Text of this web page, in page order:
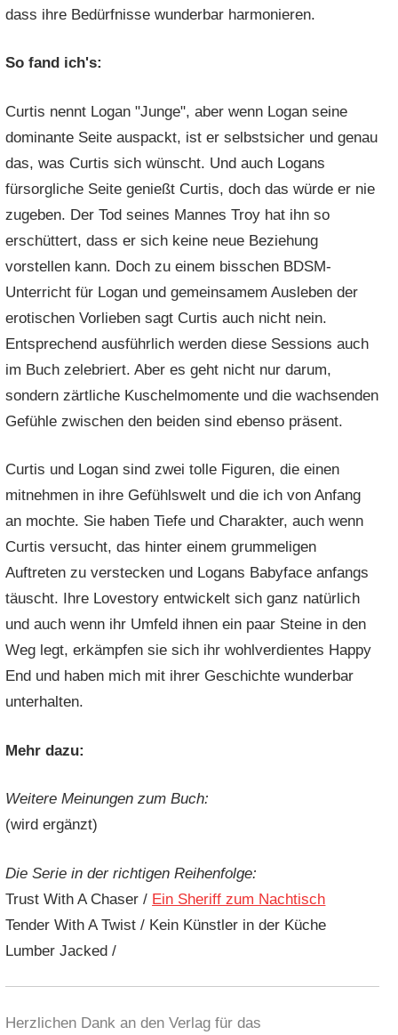
dass ihre Bedürfnisse wunderbar harmonieren.
So fand ich's:
Curtis nennt Logan "Junge", aber wenn Logan seine
dominante Seite auspackt, ist er selbstsicher und genau
das, was Curtis sich wünscht. Und auch Logans
fürsorgliche Seite genießt Curtis, doch das würde er nie
zugeben. Der Tod seines Mannes Troy hat ihn so
erschüttert, dass er sich keine neue Beziehung
vorstellen kann. Doch zu einem bisschen BDSM-
Unterricht für Logan und gemeinsamem Ausleben der
erotischen Vorlieben sagt Curtis auch nicht nein.
Entsprechend ausführlich werden diese Sessions auch
im Buch zelebriert. Aber es geht nicht nur darum,
sondern zärtliche Kuschelmomente und die wachsenden
Gefühle zwischen den beiden sind ebenso präsent.
Curtis und Logan sind zwei tolle Figuren, die einen
mitnehmen in ihre Gefühlswelt und die ich von Anfang
an mochte. Sie haben Tiefe und Charakter, auch wenn
Curtis versucht, das hinter einem grummeligen
Auftreten zu verstecken und Logans Babyface anfangs
täuscht. Ihre Lovestory entwickelt sich ganz natürlich
und auch wenn ihr Umfeld ihnen ein paar Steine in den
Weg legt, erkämpfen sie sich ihr wohlverdientes Happy
End und haben mich mit ihrer Geschichte wunderbar
unterhalten.
Mehr dazu:
Weitere Meinungen zum Buch:
(wird ergänzt)
Die Serie in der richtigen Reihenfolge:
Trust With A Chaser / Ein Sheriff zum Nachtisch
Tender With A Twist / Kein Künstler in der Küche
Lumber Jacked /
Herzlichen Dank an den Verlag für das